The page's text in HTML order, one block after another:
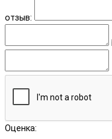
отзыв:
Оценка: